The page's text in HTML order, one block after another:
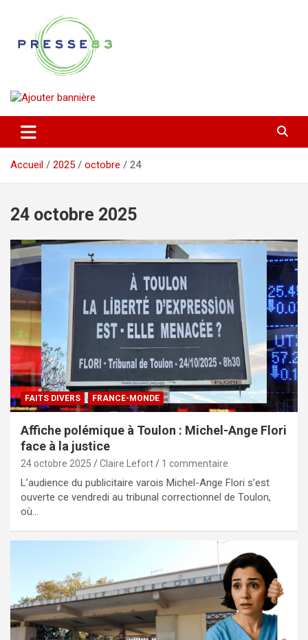
contenu
Presse 83
Accueil 2025 octobre 24
24 octobre 2025
FAITS DIVERS FRANCE-MONDE
Affiche polémique à Toulon : Michel-Ange Flori
face à la justice
24 octobre 2025 Claire Lefort 1 commentaire
L’audience du publicitaire varois Michel-Ange Flori s’est
ouverte ce vendredi au tribunal correctionnel de Toulon,
où…